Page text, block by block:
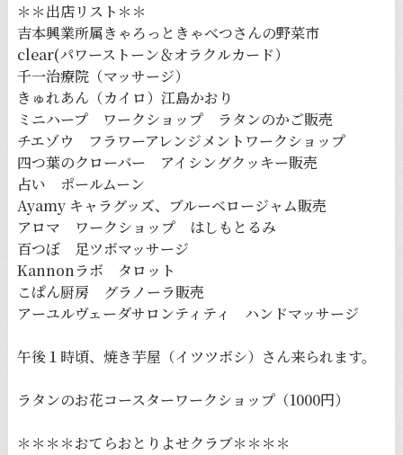
＊＊出店リスト＊＊
吉本興業所属きゃろっときゃべつさんの野菜市
clear(パワーストーン＆オラクルカード）
千一治療院（マッサージ）
きゅれあん（カイロ）江島かおり
ミニハープ ワークショップ ラタンのかご販売
チエゾウ フラワーアレンジメントワークショップ
四つ葉のクローバー アイシングクッキー販売
占い ポールムーン
Ayamy キャラグッズ、ブルーベロージャム販売
アロマ ワークショップ はしもとるみ
百つぼ 足ツボマッサージ
Kannonラボ タロット
こぱん厨房 グラノーラ販売
アーユルヴェーダサロンティティ ハンドマッサージ
午後１時頃、焼き芋屋（イツツボシ）さん来られます。
ラタンのお花コースターワークショップ（1000円）
＊＊＊＊おてらおとりよせクラブ＊＊＊＊